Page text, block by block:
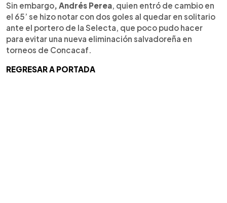
Sin embargo, Andrés Perea, quien entró de cambio en
el 65’ se hizo notar con dos goles al quedar en solitario
ante el portero de la Selecta, que poco pudo hacer
para evitar una nueva eliminación salvadoreña en
torneos de Concacaf.
REGRESAR A PORTADA